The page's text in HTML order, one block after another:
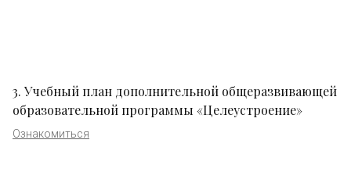
3. Учебный план дополнительной общеразвивающей
образовательной программы «Целеустроение»
Ознакомиться